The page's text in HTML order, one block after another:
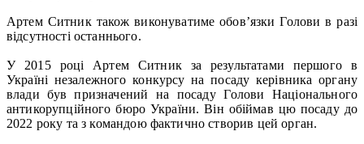
Артем Ситник також виконуватиме обов’язки Голови в разі
відсутності останнього.
У 2015 році Артем Ситник за результатами першого в
Україні незалежного конкурсу на посаду керівника органу
влади був призначений на посаду Голови Національного
антикорупційного бюро України. Він обіймав цю посаду до
2022 року та з командою фактично створив цей орган.